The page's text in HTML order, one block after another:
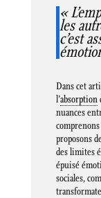
«
les
c’est
Dans cet
l’absorption
nuances
proposons
des limites
épuisé
sociales,